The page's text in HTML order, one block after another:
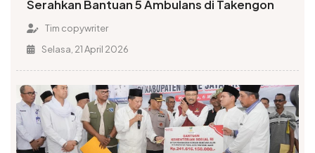
Serahkan Bantuan 5 Ambulans di Takengon
Tim copywriter
Selasa, 21 April 2026